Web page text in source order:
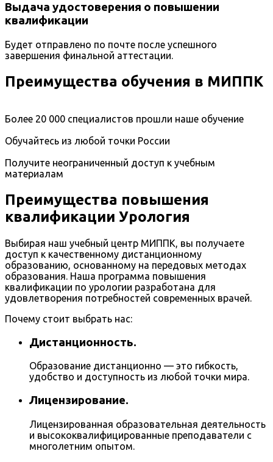
Выдача удостоверения о повышении
квалификации
Будет отправлено по почте после успешного
завершения финальной аттестации.
Преимущества обучения в МИППК
Более 20 000 специалистов прошли наше обучение
Обучайтесь из любой точки России
Получите неограниченный доступ к учебным
материалам
Преимущества повышения
квалификации Урология
Выбирая наш учебный центр МИППК, вы получаете
доступ к качественному дистанционному
образованию, основанному на передовых методах
образования. Наша программа повышения
квалификации по урологии разработана для
удовлетворения потребностей современных врачей.
Почему стоит выбрать нас:
Дистанционность.
Образование дистанционно — это гибкость,
удобство и доступность из любой точки мира.
Лицензирование.
Лицензированная образовательная деятельность
и высококвалифицированные преподаватели с
многолетним опытом.